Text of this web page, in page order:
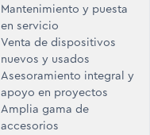
Mantenimiento y puesta
en servicio
Venta de dispositivos
nuevos y usados
Asesoramiento integral y
apoyo en proyectos
Amplia gama de
accesorios